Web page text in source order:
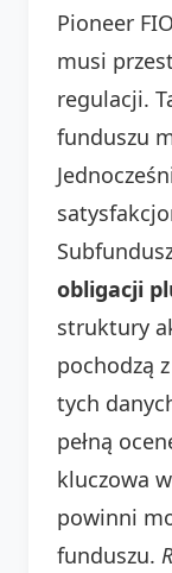
Pioneer
musi
regulacji.
funduszu
obligacji
struktury
pochodzą
tych
pełną
kluczowa
powinni
funduszu.